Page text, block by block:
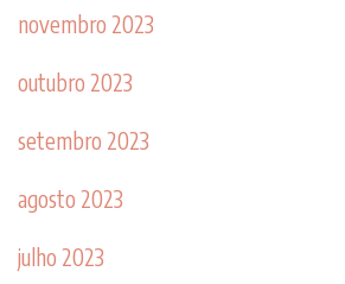
novembro 2023
outubro 2023
setembro 2023
agosto 2023
julho 2023